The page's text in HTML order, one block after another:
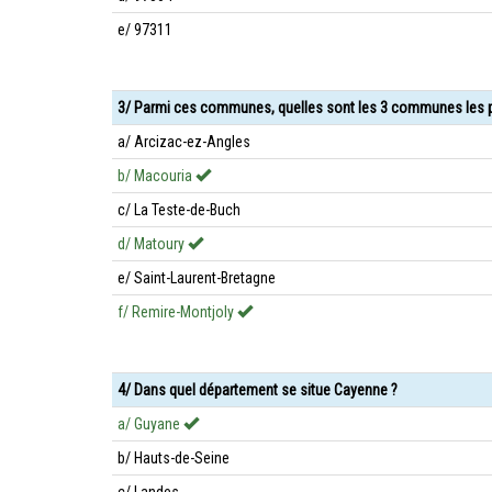
e/ 97311
3/ Parmi ces communes, quelles sont les 3 communes les
a/ Arcizac-ez-Angles
b/ Macouria
c/ La Teste-de-Buch
d/ Matoury
e/ Saint-Laurent-Bretagne
f/ Remire-Montjoly
4/ Dans quel département se situe Cayenne ?
a/ Guyane
b/ Hauts-de-Seine